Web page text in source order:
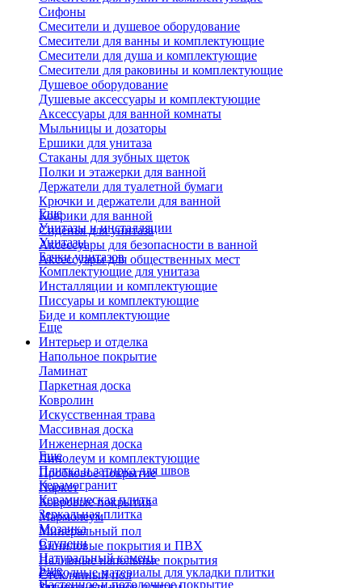
Сифоны
Смесители и душевое оборудование
Смесители для ванны и комплектующие
Смесители для душа и комплектующие
Смесители для раковины и комплектующие
Душевое оборудование
Душевые аксессуары и комплектующие
Аксессуары для ванной комнаты
Мыльницы и дозаторы
Ершики для унитаза
Стаканы для зубных щеток
Полки и этажерки для ванной
Держатели для туалетной бумаги
Крючки и держатели для ванной
Коврики для ванной
Сиденья для унитаза
Аксессуары для безопасности в ванной
Аксессуары для общественных мест
Еще
Унитазы и инсталляции
Унитазы
Бачки унитазов
Комплектующие для унитаза
Инсталляции и комплектующие
Писсуары и комплектующие
Биде и комплектующие
Еще
Интерьер и отделка
Напольное покрытие
Ламинат
Паркетная доска
Ковролин
Искусственная трава
Массивная доска
Инженерная доска
Линолеум и комплектующие
Пробковое покрытие
Паркет
Ковровые покрытия
Мармолеум
Минеральный пол
Виниловые покрытия и ПВХ
Наливные напольные покрытия
Стеклянный пол
Еще
Плитка и затирка для швов
Керамогранит
Керамическая плитка
Зеркальная плитка
Мозаика
Ступени
Натуральный камень
Расходные материалы для укладки плитки
Еще
Настенное и потолочное покрытие